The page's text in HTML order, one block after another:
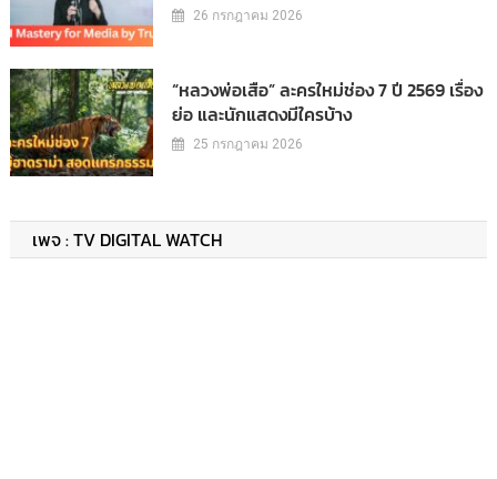
26 กรกฎาคม 2026
“หลวงพ่อเสือ” ละครใหม่ช่อง 7 ปี 2569 เรื่อง
ย่อ และนักแสดงมีใครบ้าง
25 กรกฎาคม 2026
เพจ : TV DIGITAL WATCH